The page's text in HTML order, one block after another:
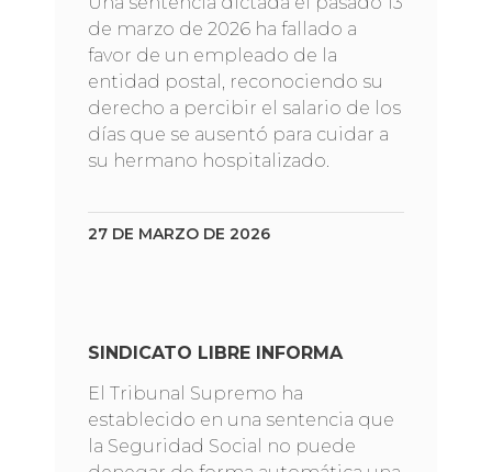
de marzo de 2026 ha fallado a
favor de un empleado de la
entidad postal, reconociendo su
derecho a percibir el salario de los
días que se ausentó para cuidar a
su hermano hospitalizado.
27 DE MARZO DE 2026
SINDICATO LIBRE INFORMA
El Tribunal Supremo ha
establecido en una sentencia que
la Seguridad Social no puede